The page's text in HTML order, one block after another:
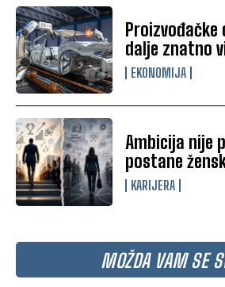
Proizvođačke
dalje znatno
EKONOMIJA
Ambicija nije
postane
KARIJERA
MOŽDA VAM SE